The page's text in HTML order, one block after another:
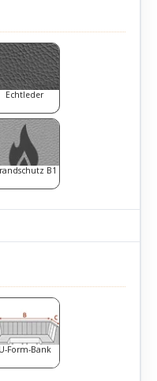
Echtleder
B1
U-Form-Bank